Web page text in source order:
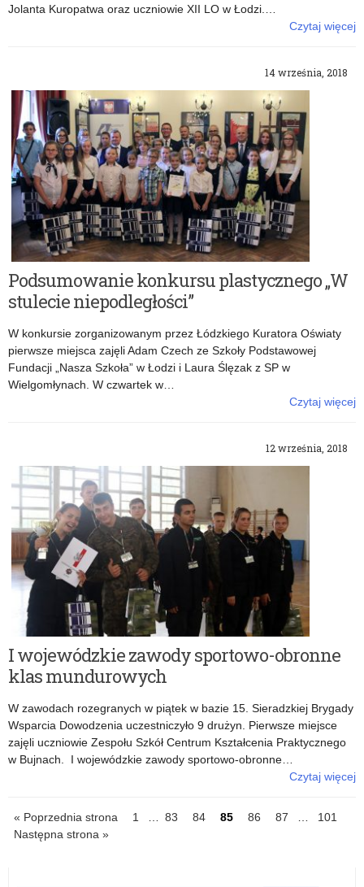
Jolanta Kuropatwa oraz uczniowie XII LO w Łodzi.…
Czytaj więcej
14 września, 2018
Podsumowanie konkursu plastycznego „W
stulecie niepodległości”
W konkursie zorganizowanym przez Łódzkiego Kuratora Oświaty
pierwsze miejsca zajęli Adam Czech ze Szkoły Podstawowej
Fundacji „Nasza Szkoła” w Łodzi i Laura Ślęzak z SP w
Wielgomłynach. W czwartek w…
Czytaj więcej
12 września, 2018
I wojewódzkie zawody sportowo-obronne
klas mundurowych
W zawodach rozegranych w piątek w bazie 15. Sieradzkiej Brygady
Wsparcia Dowodzenia uczestniczyło 9 drużyn. Pierwsze miejsce
zajęli uczniowie Zespołu Szkół Centrum Kształcenia Praktycznego
w Bujnach. I wojewódzkie zawody sportowo-obronne…
Czytaj więcej
« Poprzednia strona
IDź
1
IDź
83
IDź
84
IDź
85
IDź
86
IDź
87
IDź
101
Następna strona »